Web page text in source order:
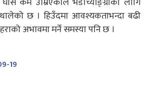
छ । हिउँदमा आवश्यकताभन्दा बढी
अभावमा मर्ने समस्या पनि छ ।
19